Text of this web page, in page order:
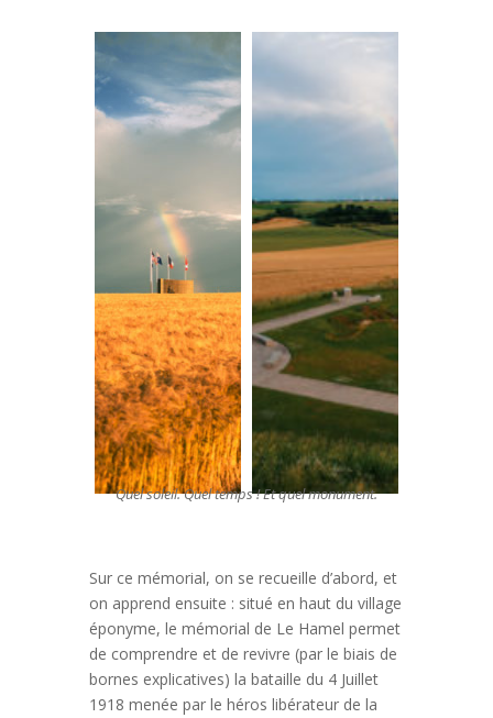
Quel soleil. Quel temps ! Et quel monument.
Sur ce mémorial, on se recueille d’abord, et
on apprend ensuite : situé en haut du village
éponyme, le mémorial de Le Hamel permet
de comprendre et de revivre (par le biais de
bornes explicatives) la bataille du 4 Juillet
1918 menée par le héros libérateur de la